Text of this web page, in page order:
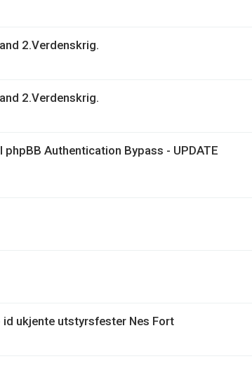
2.Verdenskrig.
2.Verdenskrig.
phpBB Authentication Bypass - UPDATE
id ukjente utstyrsfester Nes Fort